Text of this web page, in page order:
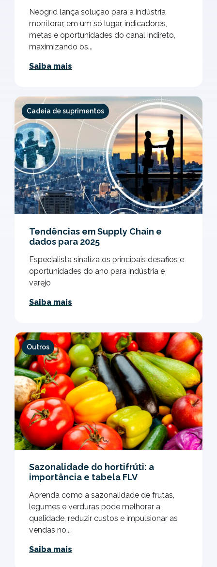
Neogrid lança solução para a indústria
monitorar, em um só lugar, indicadores,
metas e oportunidades do canal indireto,
maximizando os...
Saiba mais
Cadeia de suprimentos
Tendências em Supply Chain e
dados para 2025
Especialista sinaliza os principais desafios e
oportunidades do ano para indústria e
varejo
Saiba mais
Outros
Sazonalidade do hortifrúti: a
importância e tabela FLV
Aprenda como a sazonalidade de frutas,
legumes e verduras pode melhorar a
qualidade, reduzir custos e impulsionar as
vendas no...
Saiba mais